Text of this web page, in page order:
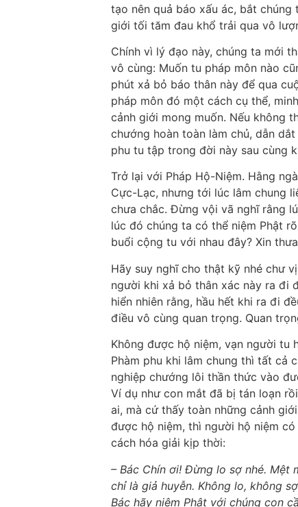
tạo nên quả báo xấu ác, bắt
giới tối tăm đau khổ trải qua vô
Chính vì lý đạo này, chúng ta mới
vô cùng: Muốn tu pháp môn nào
phút xả bỏ báo thân này để qua
pháp môn đó một cách cụ thể,
cảnh giới mong muốn. Nếu không
chướng hoàn toàn làm chủ, dẫn
phu tu tập trong đời này sau cùng
Trở lại với Pháp Hộ-Niệm. Hằng
Cực-Lạc, nhưng tới lúc lâm chung
chưa chắc. Đừng vội vã nghĩ rằng
lúc đó chúng ta có thể niệm Phật
buổi cộng tu với nhau đây? Xin
Hãy suy nghĩ cho thật kỹ nhé chư
người khi xả bỏ thân xác này ra đi
hiển nhiên rằng, hầu hết khi ra đi
điều vô cùng quan trọng. Quan
Không được hộ niệm, vạn người tu
Phàm phu khi lâm chung thì tất cả
nghiệp chướng lôi thần thức vào
Ví dụ như con mắt đã bị tán loạn
ai, mà cứ thấy toàn những cảnh
được hộ niệm, thì người hộ niệm
cách hóa giải kịp thời:
– Bác Chín ơi! Đừng lo sợ nhé. Mệt
chỉ là giả huyễn. Không lo, không
Bác hãy niệm Phật với chúng con